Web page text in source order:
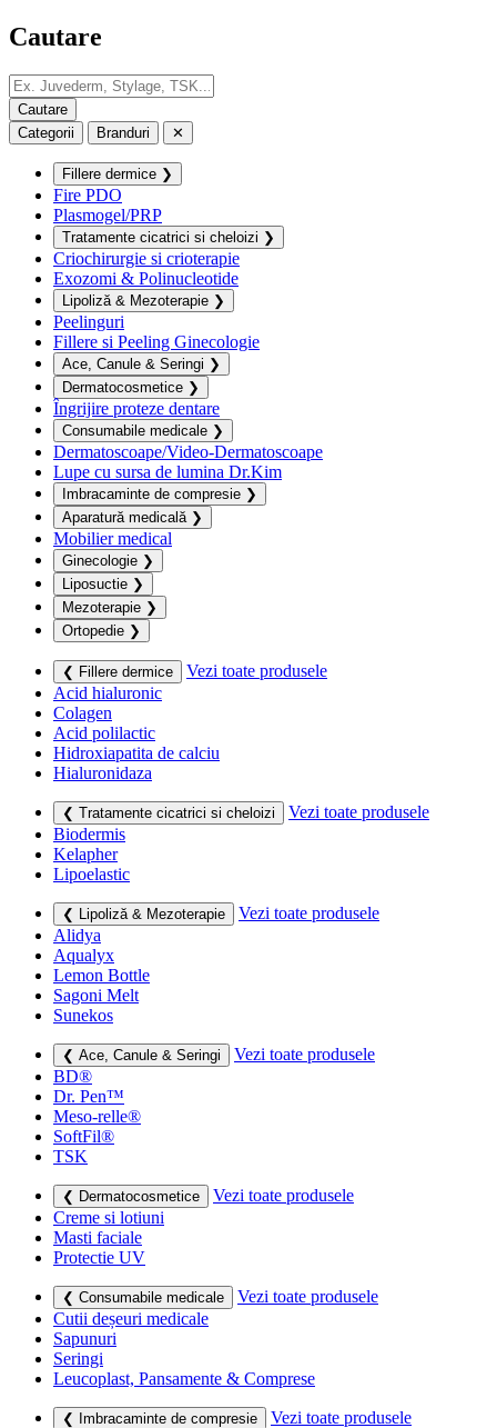
Cautare
Categorii Branduri ✕
Fillere dermice ❯
Fire PDO
Plasmogel/PRP
Tratamente cicatrici si cheloizi ❯
Criochirurgie si crioterapie
Exozomi & Polinucleotide
Lipoliză & Mezoterapie ❯
Peelinguri
Fillere si Peeling Ginecologie
Ace, Canule & Seringi ❯
Dermatocosmetice ❯
Îngrijire proteze dentare
Consumabile medicale ❯
Dermatoscoape/Video-Dermatoscoape
Lupe cu sursa de lumina Dr.Kim
Imbracaminte de compresie ❯
Aparatură medicală ❯
Mobilier medical
Ginecologie ❯
Liposuctie ❯
Mezoterapie ❯
Ortopedie ❯
❮ Fillere dermice
Vezi toate produsele
Acid hialuronic
Colagen
Acid polilactic
Hidroxiapatita de calciu
Hialuronidaza
❮ Tratamente cicatrici si cheloizi
Vezi toate produsele
Biodermis
Kelapher
Lipoelastic
❮ Lipoliză & Mezoterapie
Vezi toate produsele
Alidya
Aqualyx
Lemon Bottle
Sagoni Melt
Sunekos
❮ Ace, Canule & Seringi
Vezi toate produsele
BD®
Dr. Pen™
Meso-relle®
SoftFil®
TSK
❮ Dermatocosmetice
Vezi toate produsele
Creme si lotiuni
Masti faciale
Protectie UV
❮ Consumabile medicale
Vezi toate produsele
Cutii deșeuri medicale
Sapunuri
Seringi
Leucoplast, Pansamente & Comprese
❮ Imbracaminte de compresie
Vezi toate produsele